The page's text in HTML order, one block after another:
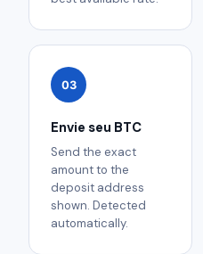
03
Envie seu BTC
Send the exact
amount to the
deposit address
shown. Detected
automatically.